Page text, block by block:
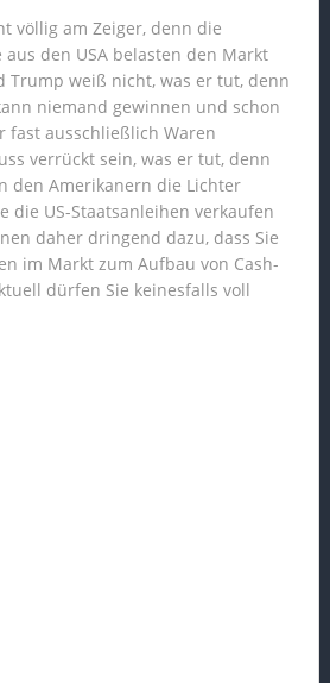
völlig am Zeiger, denn die
den USA belasten den Markt
Trump weiß nicht, was er tut, denn
niemand gewinnen und schon
fast ausschließlich Waren
verrückt sein, was er tut, denn
den Amerikanern die Lichter
die US-Staatsanleihen verkaufen
daher dringend dazu, dass Sie
im Markt zum Aufbau von Cash-
dürfen Sie keinesfalls voll